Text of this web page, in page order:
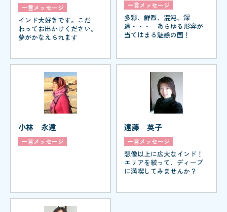
一言メッセージ
インド大好きです。こだ
わってお出かけください。
夢がかなえられます
一言メッセージ
多彩、鮮烈、混沌、深
遠・・・ あらゆる形容が
当てはまる魅惑の国！
小林 永遠
一言メッセージ
遠藤 英子
一言メッセージ
想像以上に広大なインド！
エリアを絞って、ディープ
に満喫してみませんか？